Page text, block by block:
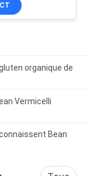
organique de
Vermicelli
Bean